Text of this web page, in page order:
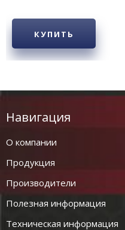
КУПИТЬ
Навигация
О компании
Продукция
Производители
Полезная информация
Техническая информация